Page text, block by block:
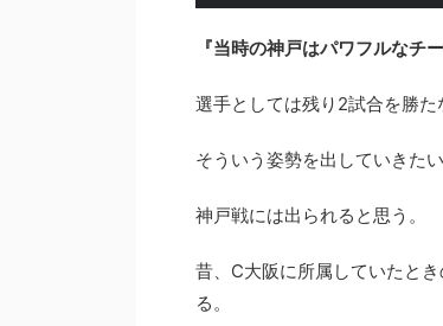
『当時の神戸はパワフルなチ
選手としては残り2試合を勝た
そういう姿勢を出していきたい
神戸戦には出られると思う。
昔、C大阪に所属していたと
る。